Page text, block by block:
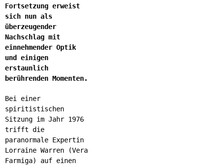
Fortsetzung erweist
sich nun als
überzeugender
Nachschlag mit
einnehmender Optik
und einigen
erstaunlich
berührenden Momenten.
Bei einer
spiritistischen
Sitzung im Jahr 1976
trifft die
paranormale Expertin
Lorraine Warren (Vera
Farmiga) auf einen